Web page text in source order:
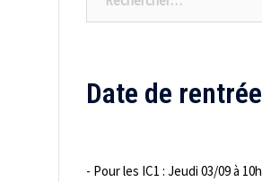
Date de rentrée
- Pour les IC1 : Jeudi 03/09 à 10h